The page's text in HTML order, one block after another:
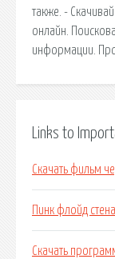
также. -
онлайн.
информации.
Links to
Скачать фильм
Пинк флойд
Скачать